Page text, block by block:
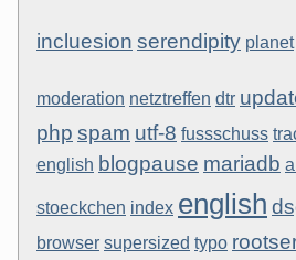
incluesion serendipity planet
moderation netztreffen dtr
php spam utf-8 fussschuss
english blogpause mariadb
stoeckchen index english
browser supersized typo